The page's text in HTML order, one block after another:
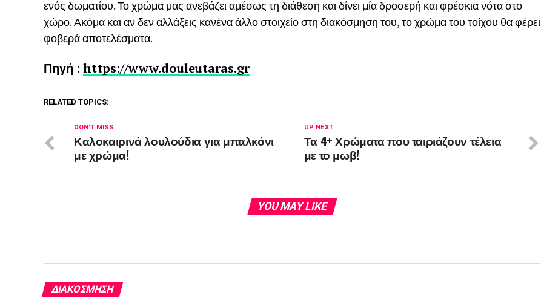
ενός δωματίου. Το χρώμα μας ανεβάζει αμέσως τη διάθεση και δίνει μία δροσερή και φρέσκια νότα στο
χώρο. Ακόμα και αν δεν αλλάξεις κανένα άλλο στοιχείο στη διακόσμηση του, το χρώμα του τοίχου θα φέρει
φοβερά αποτελέσματα.
Πηγή : https://www.douleutaras.gr
RELATED TOPICS:
UP NEXT
Τα 4+ Χρώματα που ταιριάζουν τέλεια
με το μωβ!
DON'T MISS
Καλοκαιρινά λουλούδια για μπαλκόνι
με χρώμα!
YOU MAY LIKE
ΔΙΑΚΌΣΜΗΣΗ